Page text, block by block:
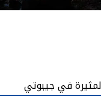
في جيبوتي